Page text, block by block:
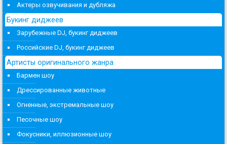
Актеры озвучивания и дубляжа
Букинг диджеев
Зарубежные DJ, букинг диджеев
Российские DJ, букинг диджеев
Артисты оригинального жанра
Бармен шоу
Дрессированные животные
Огненные, экстремальные шоу
Песочные шоу
Фокусники, иллюзионные шоу